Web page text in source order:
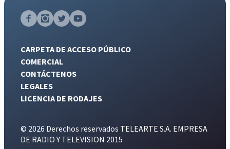
CARPETA DE ACCESO PÚBLICO
COMERCIAL
CONTÁCTENOS
LEGALES
LICENCIA DE RODAJES
© 2026 Derechos reservados TELEARTE S.A. EMPRESA
DE RADIO Y TELEVISION 2015